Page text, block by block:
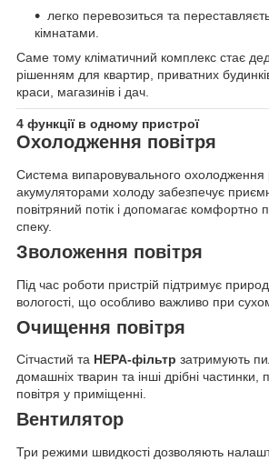
легко перевозиться та
кімнатами.
Саме тому кліматичний комплекс стає
рішенням для квартир, приватних
краси, магазинів і дач.
4 функції в одному пристрої
Охолодження повітря
Система випаровувального охолодження
акумуляторами холоду забезпечує
повітряний потік і допомагає комфортно
спеку.
Зволоження повітря
Під час роботи пристрій підтримує
вологості, що особливо важливо при
Очищення повітря
Сітчастий та HEPA-фільтр затримують
домашніх тварин та інші дрібні частинки,
повітря у приміщенні.
Вентилятор
Три режими швидкості дозволяють